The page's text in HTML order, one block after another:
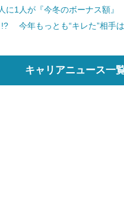
に1人が『今冬のボーナス額』
今年もっとも“キレた”相手
キャリアニュース一